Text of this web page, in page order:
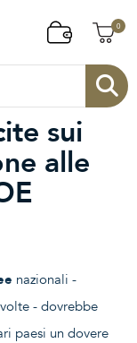
0
sui
alle
nazionali -
- dovrebbe
paesi un dovere